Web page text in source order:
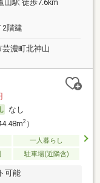
山駅 徒歩7.6km
2階建
濃町北神山
なし
2）
一人暮らし
駐車場(近隣含)
可能